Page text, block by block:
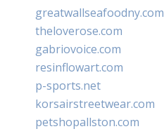
greatwallseafoodny.com
theloverose.com
gabriovoice.com
resinflowart.com
p-sports.net
korsairstreetwear.com
petshopallston.com